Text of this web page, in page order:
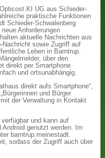
UG aus Schieder-
praktische Funktionen
Schieder-Schwalenberg
Anforderungen
aktuelle Nachrichten aus
sowie Zugriff auf
Leben in Barntrup.
über den
direkt per Smartphone
und ortsunabhängig.
direkt aufs Smartphone“,
und Bürger
der Verwaltung in Kontakt
und kann auf
genutzt werden. Im
barntrup.meinestadt.
sodass der Zugriff auch über